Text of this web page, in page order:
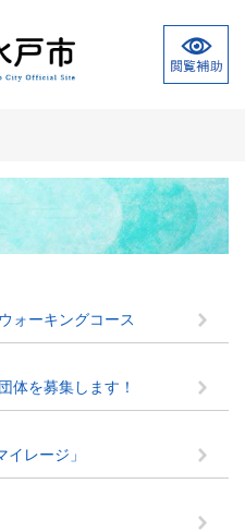
ォーキングコース
体を募集します！
レージ」